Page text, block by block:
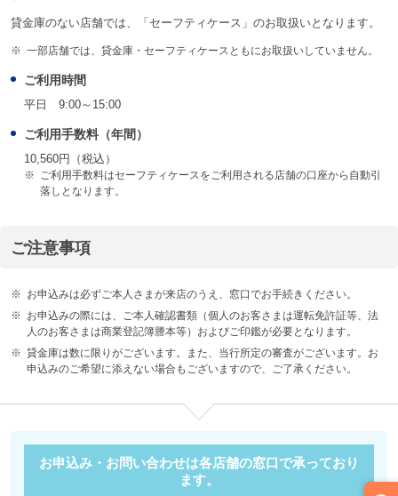
貸金庫のない店舗では、「セーフティケース」のお取扱いとなります。
※ 一部店舗では、貸金庫・セーフティケースともにお取扱いしていません。
ご利用時間
平日 9:00～15:00
ご利用手数料（年間）
10,560円（税込）
※ ご利用手数料はセーフティケースをご利用される店舗の口座から自動引
落しとなります。
ご注意事項
※ お申込みは必ずご本人さまが来店のうえ、窓口でお手続きください。
※ お申込みの際には、ご本人確認書類（個人のお客さまは運転免許証等、法
人のお客さまは商業登記簿謄本等）およびご印鑑が必要となります。
※ 貸金庫は数に限りがございます。また、当行所定の審査がございます。お
申込みのご希望に添えない場合もございますので、ご了承ください。
お申込み・お問い合わせは各店舗の窓口で承っており
ます。